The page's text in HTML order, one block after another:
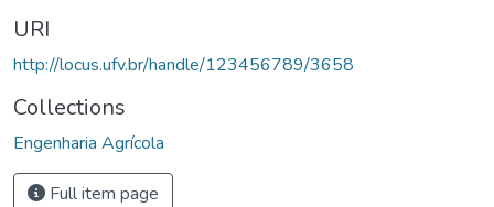
URI
http://locus.ufv.br/handle/123456789/3658
Collections
Engenharia Agrícola
Full item page